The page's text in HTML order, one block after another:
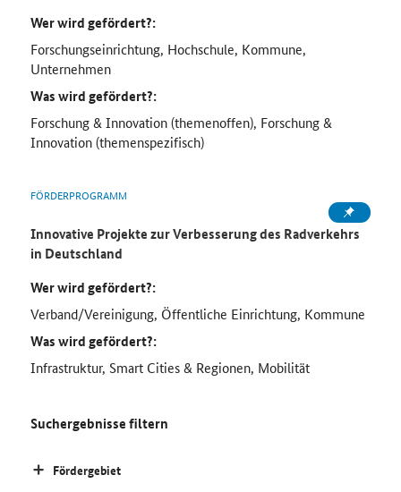
Wer wird gefördert?:
Forschungseinrichtung, Hochschule, Kommune,
Unternehmen
Was wird gefördert?:
Forschung & Innovation (themenoffen), Forschung &
Innovation (themenspezifisch)
FÖRDERPROGRAMM
Innovative Projekte zur Verbesserung des Radverkehrs
in Deutschland
Wer wird gefördert?:
Verband/Vereinigung, Öffentliche Einrichtung, Kommune
Was wird gefördert?:
Infrastruktur, Smart Cities & Regionen, Mobilität
Suchergebnisse filtern
Fördergebiet